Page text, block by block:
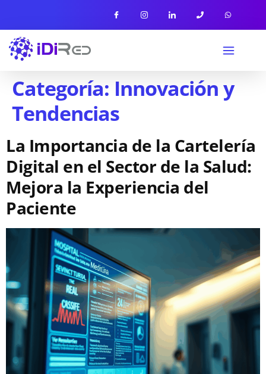
Categoría: Innovación y
Tendencias
La Importancia de la Cartelería
Digital en el Sector de la Salud:
Mejora la Experiencia del
Paciente